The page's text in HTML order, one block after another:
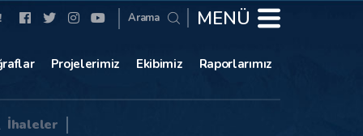
Arama MENÜ
Projelerimiz Ekibimiz Raporlarımız
İhaleler